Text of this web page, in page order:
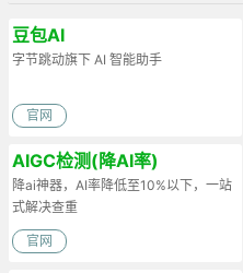
豆包AI
字节跳动旗下 AI 智能助手
官网
AIGC检测(降AI率)
降ai神器，AI率降低至10%以下，一站
式解决查重
官网